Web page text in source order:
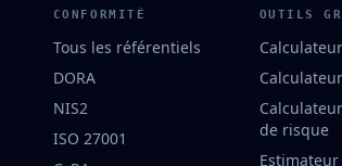
CONFORMITÉ
Tous les référentiels
DORA
NIS2
ISO 27001
OUTILS
de risque